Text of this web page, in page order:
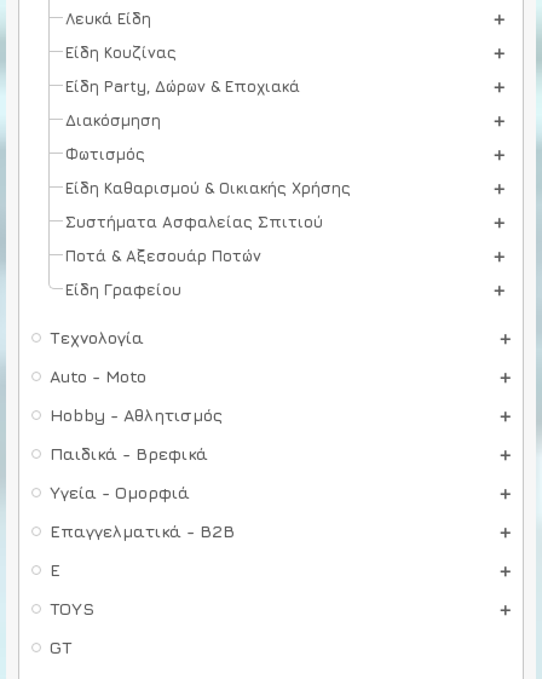
Λευκά Είδη
Είδη Κουζίνας
Είδη Party, Δώρων & Εποχιακά
Διακόσμηση
Φωτισμός
Είδη Καθαρισμού & Οικιακής Χρήσης
Συστήματα Ασφαλείας Σπιτιού
Ποτά & Αξεσουάρ Ποτών
Είδη Γραφείου
Τεχνολογία
Auto - Moto
Hobby - Αθλητισμός
Παιδικά - Βρεφικά
Υγεία - Ομορφιά
Επαγγελματικά - B2B
E
TOYS
GT